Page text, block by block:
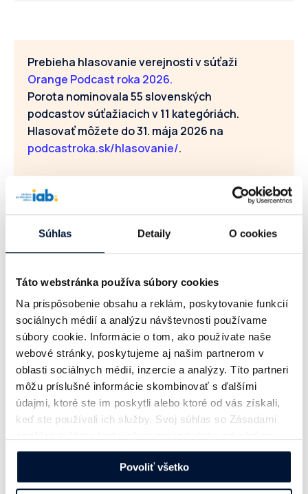
Súhlas Detaily O cookies
Táto webstránka používa súbory cookies
Na prispôsobenie obsahu a reklám, poskytovanie funkcií
sociálnych médií a analýzu návštevnosti používame
súbory cookie. Informácie o tom, ako používate naše
webové stránky, poskytujeme aj našim partnerom v
oblasti sociálnych médií, inzercie a analýzy. Títo partneri
môžu príslušné informácie skombinovať s ďalšími
údajmi, ktoré ste im poskytli alebo ktoré od vás získali,
keď ste používali ich služby. Svoj súhlas so Zásadami
našej webovej stránke.
Povoliť všetko
Prebieha hlasovanie verejnosti v súťaži
Orange Podcast roka 2026.
Porota nominovala 55 slovenských
podcastov súťažiacich v 11 kategóriách.
Hlasovať môžete do 31. mája 2026 na
podcastroka.sk/hlasovanie/.
Hlasuj tu
sa sledujú aj vo videu
Čerstvé dáta z exkluzívneho prieskumu agentúry
Go4Insight Digitálne audio 2026potvrdzujú, že sa
podcasty u Slovákov tešia čoraz väčšej popularite.
Počúvanie podcastov v porovnaní s rokom 2024
vzrástlo o 5 percentuálnych bodov na týždennej báze
(39 % populácie) a o 6 percentuálnych bodov na
Podcasty sú silné najmä v skupine s vyššími príjmami: